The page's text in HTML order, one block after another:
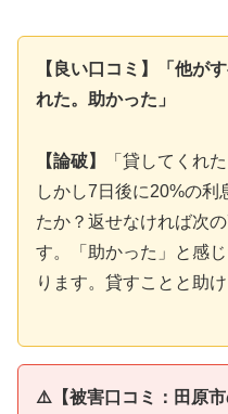
【良い口コミ】「他が
れた。助かった」
【論破】
「貸してくれ
しかし7日後に20%の利
たか？返せなければ次
す。「助かった」と感
ります。貸すことと助
⚠️【被害口コミ：田原市